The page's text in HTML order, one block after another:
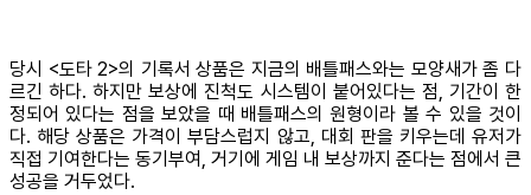
당시 <도타 2>의 기록서 상품은 지금의 배틀패스와는 모양새가 좀 다
르긴 하다. 하지만 보상에 진척도 시스템이 붙어있다는 점, 기간이 한
정되어 있다는 점을 보았을 때 배틀패스의 원형이라 볼 수 있을 것이
다. 해당 상품은 가격이 부담스럽지 않고, 대회 판을 키우는데 유저가
직접 기여한다는 동기부여, 거기에 게임 내 보상까지 준다는 점에서 큰
성공을 거두었다.